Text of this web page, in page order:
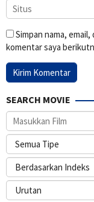
Simpan nama,
komentar saya
SEARCH MOVIE